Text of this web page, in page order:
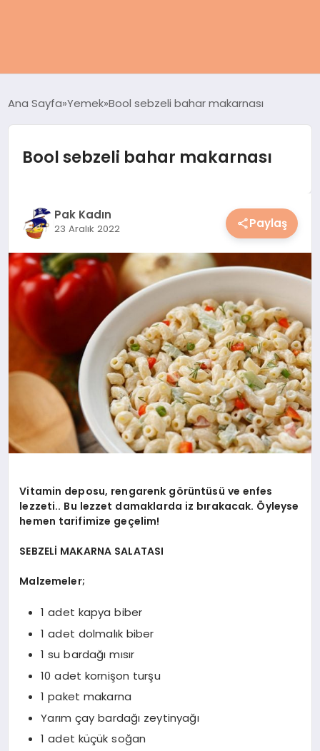
KADIN
SAĞLIK
SPOR & FITNESS
YAŞAM
HESAPLAMALAR
Ana Sayfa Yemek Bool sebzeli bahar makarnası
Bool sebzeli bahar makarnası
Pak Kadın
23 Aralık 2022 Paylaş
Vitamin deposu, rengarenk görüntüsü ve enfes
lezzeti.. Bu lezzet damaklarda iz bırakacak. Öyleyse
hemen tarifimize geçelim!
SEBZELİ MAKARNA SALATASI
Malzemeler;
1 adet kapya biber
1 adet dolmalık biber
1 su bardağı mısır
10 adet kornişon turşu
1 paket makarna
Yarım çay bardağı zeytinyağı
1 adet küçük soğan